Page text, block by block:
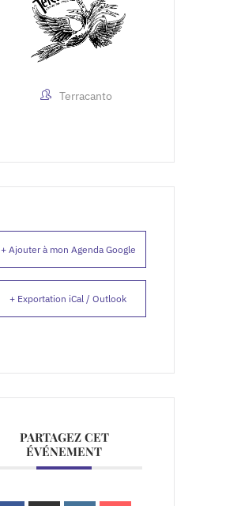
Terracanto
+ Ajouter à mon Agenda Google
+ Exportation iCal / Outlook
PARTAGEZ CET
ÉVÉNEMENT